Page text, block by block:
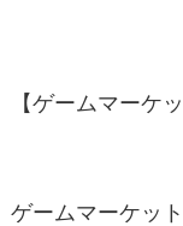
【ゲームマーケ
ゲームマーケッ